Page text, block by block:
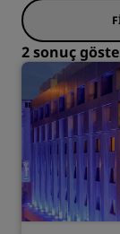
2 sonuç